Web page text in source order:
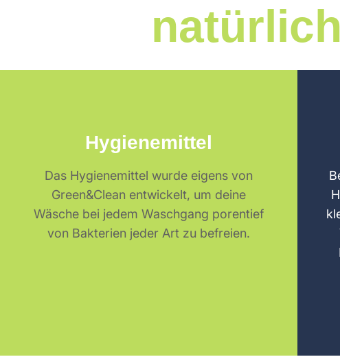
Hygienemittel
Das Hygienemittel wurde eigens von
Green&Clean entwickelt, um deine
Wäsche bei jedem Waschgang porentief
von Bakterien jeder Art zu befreien.